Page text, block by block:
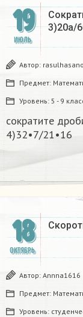
19
ИЮЛЬ
3)20а/
Автор:
Предмет:
Уровень: 5 - 9
сократите
4)32•7/21•16
18
ОКТЯБРЬ
Автор: Annna1616
Предмет:
Уровень: